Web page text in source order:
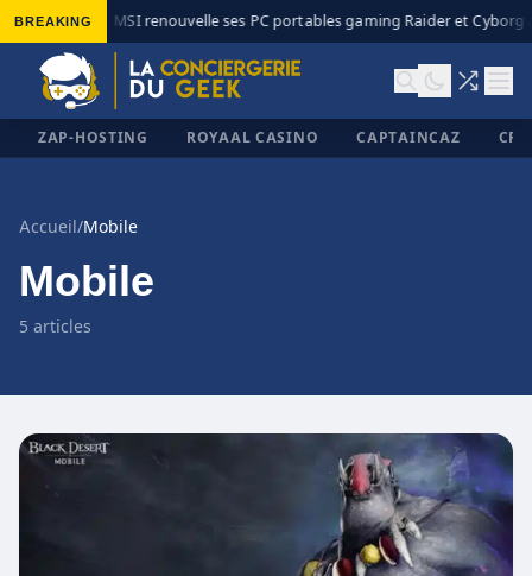
BREAKING◆ MSI renouvelle ses PC portables gaming Raider et Cyborg
ZAP-HOSTING ROYAAL CASINO CAPTAINCAZ
Accueil/Mobile
Mobile
5 articles